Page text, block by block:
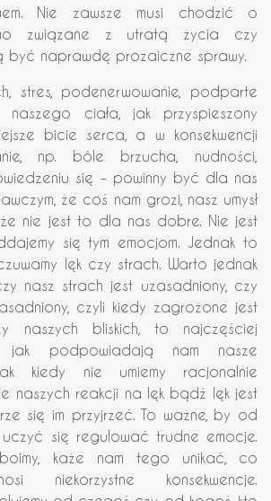
Nie zawsze musi chodzić o
związane z utratą życia czy
być naprawdę prozaiczne sprawy.
stres, podenerwowanie, podparte
naszego ciała, jak przyspieszony
bicie serca, a w konsekwencji
np. bóle brzucha, nudności,
się – powinny być dla nas
że coś nam grozi, nasz umysł
że nie jest to dla nas dobre. Nie jest
się tym emocjom. Jednak to
lęk czy strach. Warto jednak
nasz strach jest uzasadniony, czy
czyli kiedy zagrożone jest
naszych bliskich, to najczęściej
jak podpowiadają nam nasze
kiedy nie umiemy racjonalnie
naszych reakcji na lęk bądź lęk jest
się im przyjrzeć. To ważne, by od
uczyć się regulować trudne emocje.
każe nam tego unikać, co
niekorzystne konsekwencje.